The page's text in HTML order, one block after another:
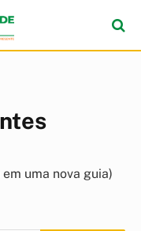
em uma nova guia)